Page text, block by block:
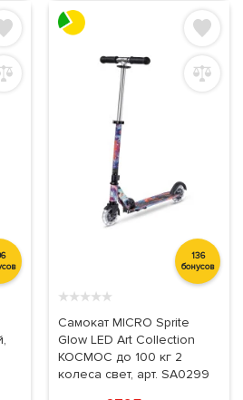
136
бонусов
★★★★★
Самокат MICRO Sprite
Glow LED Art Collection
КОСМОС до 100 кг 2
колеса свет, арт. SA0299